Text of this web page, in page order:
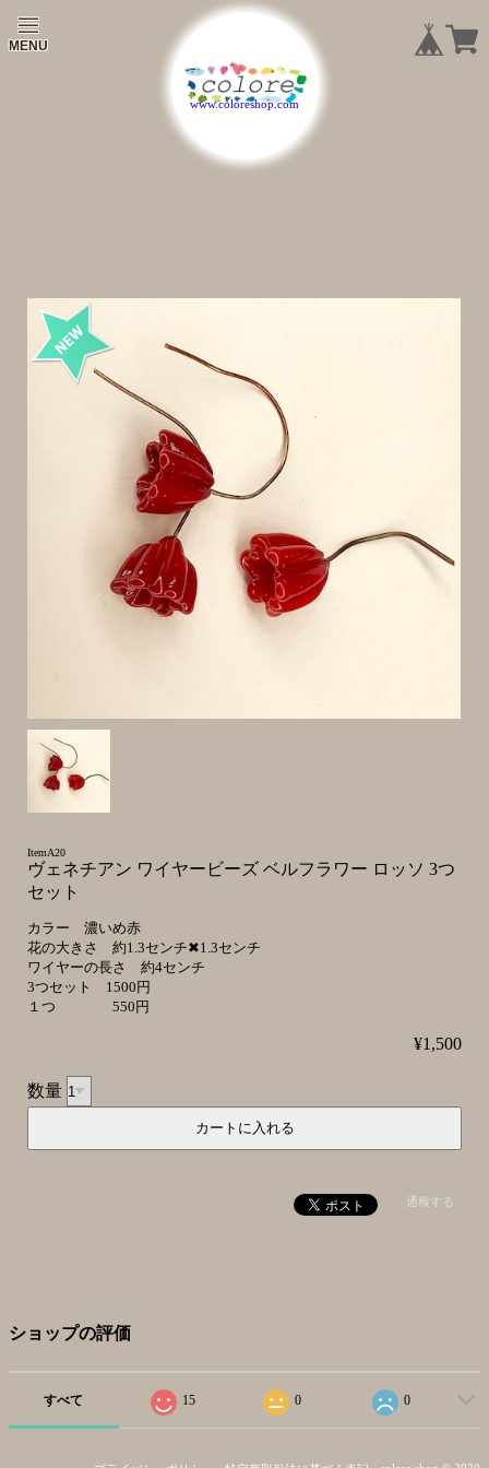
|
|
|
ItemA20
ヴェネチアン ワイヤービーズ ベルフラワー ロッソ 3つ
セット
カラー 濃いめ赤
花の大きさ 約1.3センチ✖1.3センチ
ワイヤーの長さ 約4センチ
3つセット 1500円
１つ 550円
¥1,500
数量
通報する
ショップの評価
すべて 15 0 0